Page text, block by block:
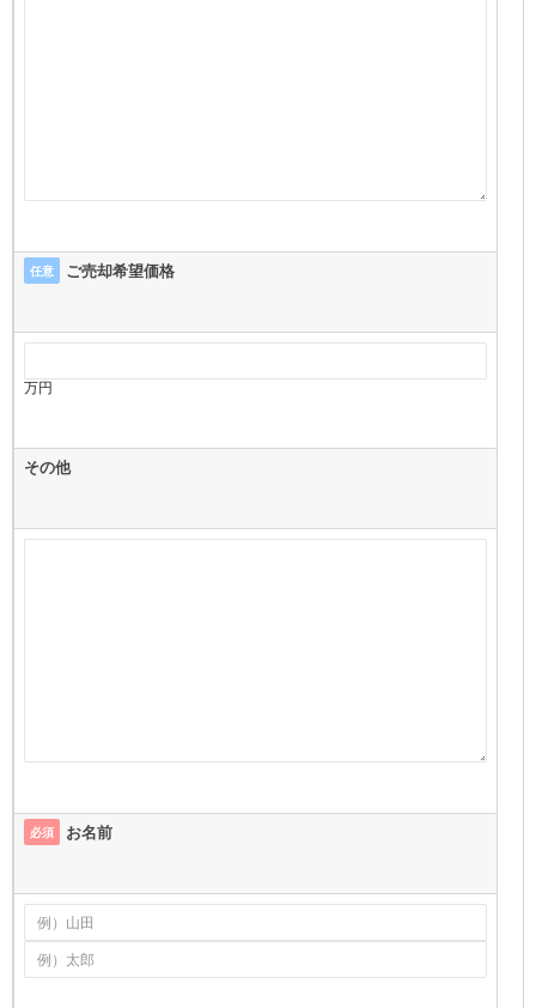
任意 ご売却希望価格
万円
その他
必須 お名前